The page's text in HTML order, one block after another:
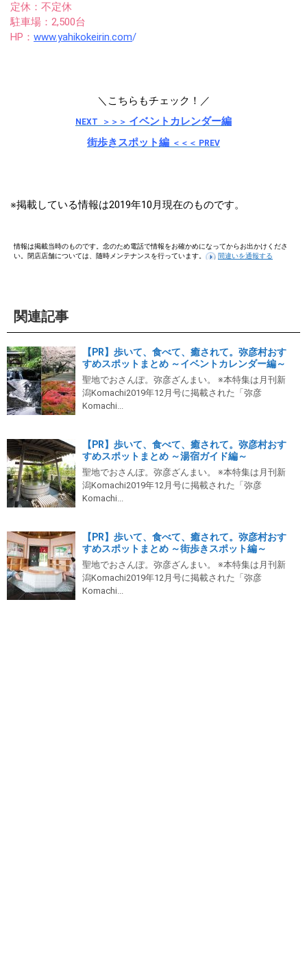
定休：不定休
駐車場：2,500台
HP： www.yahikokeirin.com/
＼こちらもチェック！／
NEXT ＞＞＞ イベントカレンダー編
街歩きスポット編 ＜＜＜ PREV
※掲載している情報は2019年10月現在のものです。
情報は掲載当時のものです。念のため電話で情報をお確かめになってからお出かけくださ
い。閉店店舗については、随時メンテナンスを行っています。
間違いを通報する
関連記事
【PR】歩いて、食べて、癒されて。弥彦村おす
すめスポットまとめ ～イベントカレンダー編～
聖地でおさんぽ。弥彦ざんまい。 ※本特集は月刊新
潟Komachi2019年12月号に掲載された「弥彦
Komachi...
【PR】歩いて、食べて、癒されて。弥彦村おす
すめスポットまとめ ～湯宿ガイド編～
聖地でおさんぽ。弥彦ざんまい。 ※本特集は月刊新
潟Komachi2019年12月号に掲載された「弥彦
Komachi...
【PR】歩いて、食べて、癒されて。弥彦村おす
すめスポットまとめ ～街歩きスポット編～
聖地でおさんぽ。弥彦ざんまい。 ※本特集は月刊新
潟Komachi2019年12月号に掲載された「弥彦
Komachi...